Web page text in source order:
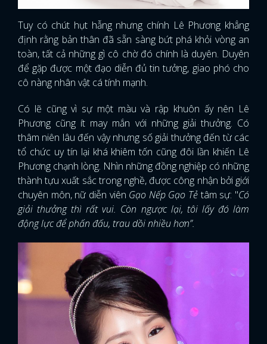
Tuy có chút hụt hẫng nhưng chính Lê Phương khẳng
định rằng bản thân đã sẵn sàng bứt phá khỏi vòng an
toàn, tất cả những gì cô chờ đó chính là duyên. Duyên
để gặp được một đạo diễn đủ tin tưởng, giao phó cho
cô nàng nhân vật cá tính mạnh.
Có lẽ cũng vì sự một màu và rập khuôn ấy nên Lê
Phương cũng ít may mắn với những giải thưởng. Có
thâm niên lâu đến vậy nhưng số giải thưởng đến từ các
tổ chức uy tín lại khá khiêm tốn cũng đôi lần khiến Lê
Phương chạnh lòng. Nhìn những đồng nghiệp có những
thành tựu xuất sắc trong nghề, được công nhận bởi giới
chuyên môn, nữ diễn viên Gạo Nếp Gạo Tẻ tâm sự: "Có
giải thưởng thì rất vui. Còn ngược lại, tôi lấy đó làm
động lực để phấn đấu, trau dồi nhiều hơn”.